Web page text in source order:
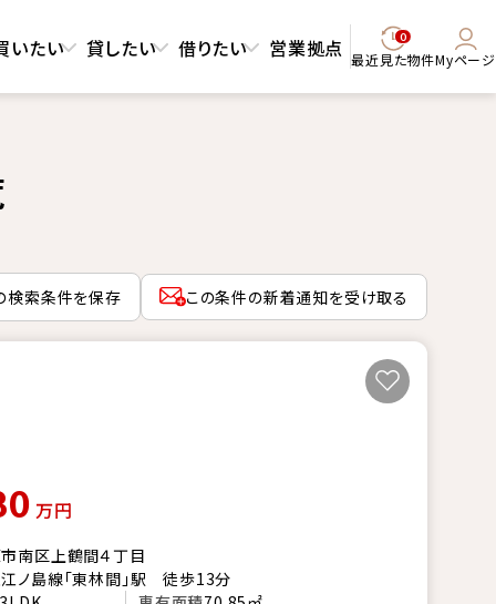
いたい 貸したい 借りたい 営業拠点 0
最近見た物件Myページ
検索条件を保存 この条件の新着通知を受け取る
万円
南区上鶴間４丁目
ノ島線「東林間」駅 徒歩13分